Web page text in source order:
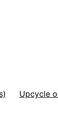
Upcycle